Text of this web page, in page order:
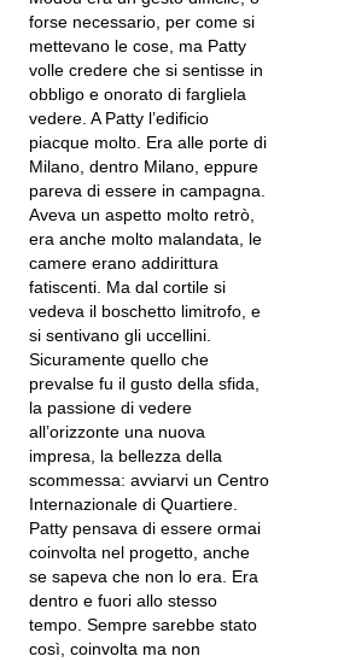
forse necessario, per come si
mettevano le cose, ma Patty
volle credere che si sentisse in
obbligo e onorato di fargliela
vedere. A Patty l’edificio
piacque molto. Era alle porte di
Milano, dentro Milano, eppure
pareva di essere in campagna.
Aveva un aspetto molto retrò,
era anche molto malandata, le
camere erano addirittura
fatiscenti. Ma dal cortile si
vedeva il boschetto limitrofo, e
si sentivano gli uccellini.
Sicuramente quello che
prevalse fu il gusto della sfida,
la passione di vedere
all’orizzonte una nuova
impresa, la bellezza della
scommessa: avviarvi un Centro
Internazionale di Quartiere.
Patty pensava di essere ormai
coinvolta nel progetto, anche
se sapeva che non lo era. Era
dentro e fuori allo stesso
tempo. Sempre sarebbe stato
così, coinvolta ma non